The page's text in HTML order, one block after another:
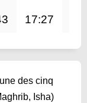
17:27
des cinq
Isha)